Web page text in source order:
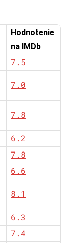
Hodnotenie
na IMDb
7.5
7.0
7.8
6.2
7.8
6.6
8.1
6.3
7.4